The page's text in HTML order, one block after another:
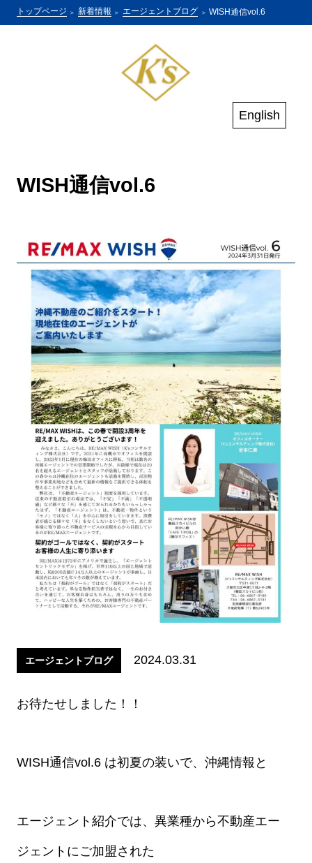
English
トップページ 新着情報 エージェントブログ WISH通信vol.6
WISH通信vol.6
エージェントブログ 2024.03.31
お待たせしました！！
WISH通信vol.6 は初夏の装いで、沖縄情報と
エージェント紹介では、異業種から不動産エー
ジェントにご加盟された